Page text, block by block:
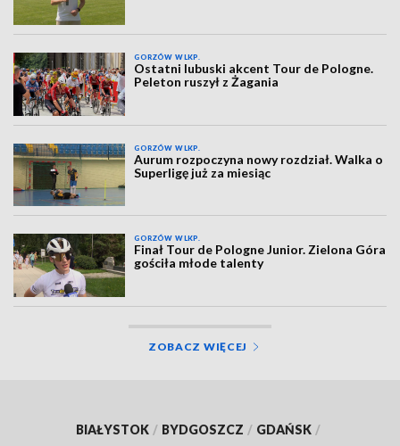
GORZÓW WLKP.
Ostatni lubuski akcent Tour de Pologne.
Peleton ruszył z Żagania
GORZÓW WLKP.
Aurum rozpoczyna nowy rozdział. Walka o
Superligę już za miesiąc
GORZÓW WLKP.
Finał Tour de Pologne Junior. Zielona Góra
gościła młode talenty
ZOBACZ WIĘCEJ
BIAŁYSTOK / BYDGOSZCZ / GDAŃSK /